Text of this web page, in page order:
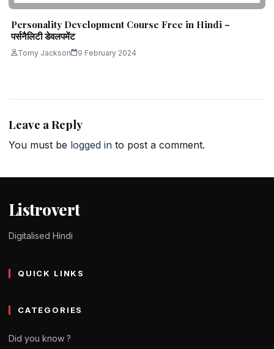
Personality Development Course Free in Hindi –
पर्सनैलिटी डेवलपमेंट
Tomy Jackson 9 February 2024
Leave a Reply
You must be logged in to post a comment.
Listrovert
Digitalised Hindi
QUICK LINKS
CATEGORIES
Did you know ?